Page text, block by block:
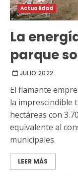
Actualidad
La
parque
JULIO 2022
El flamante
la imprescindible
hectáreas con
equivalente al
municipales.
LEER MÁS